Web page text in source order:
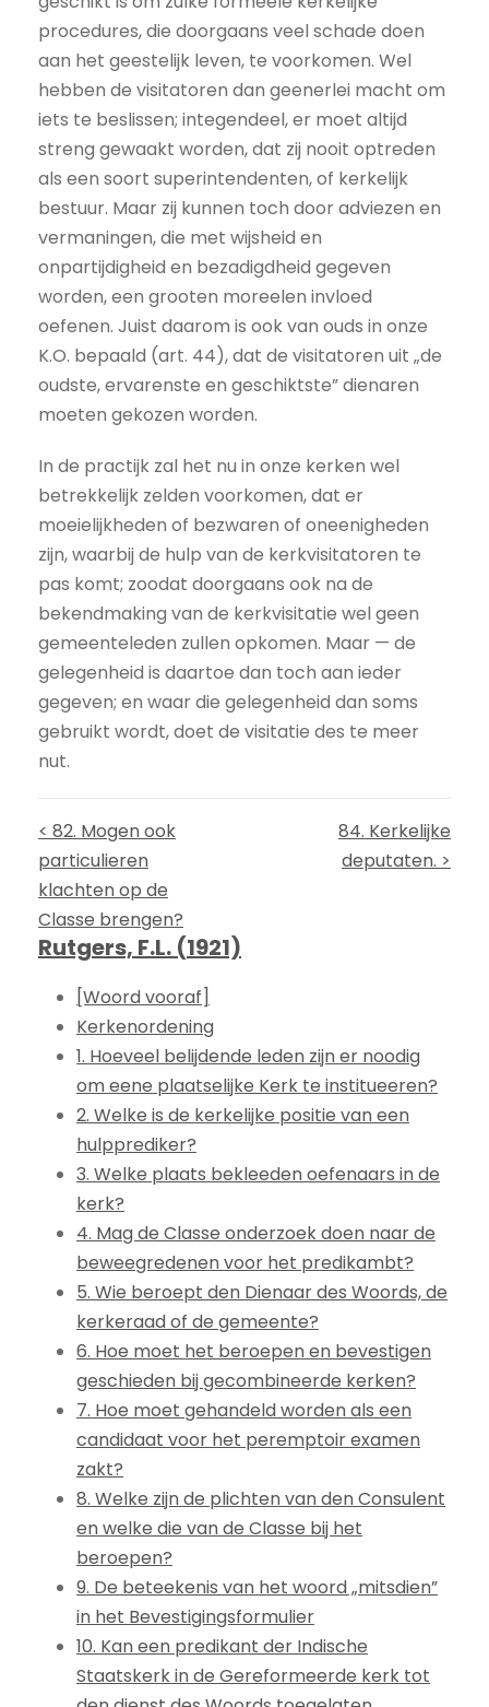
procedures, die doorgaans veel schade doen
aan het geestelijk leven, te voorkomen. Wel
hebben de visitatoren dan geenerlei macht om
iets te beslissen; integendeel, er moet altijd
streng gewaakt worden, dat zij nooit optreden
als een soort superintendenten, of kerkelijk
bestuur. Maar zij kunnen toch door adviezen en
vermaningen, die met wijsheid en
onpartijdigheid en bezadigdheid gegeven
worden, een grooten moreelen invloed
oefenen. Juist daarom is ook van ouds in onze
K.O. bepaald (art. 44), dat de visitatoren uit „de
oudste, ervarenste en geschiktste” dienaren
moeten gekozen worden.
In de practijk zal het nu in onze kerken wel
betrekkelijk zelden voorkomen, dat er
moeielijkheden of bezwaren of oneenigheden
zijn, waarbij de hulp van de kerkvisitatoren te
pas komt; zoodat doorgaans ook na de
bekendmaking van de kerkvisitatie wel geen
gemeenteleden zullen opkomen. Maar — de
gelegenheid is daartoe dan toch aan ieder
gegeven; en waar die gelegenheid dan soms
gebruikt wordt, doet de visitatie des te meer
nut.
< 82. Mogen ook
particulieren
klachten op de
Classe brengen?
84. Kerkelijke
deputaten. >
Rutgers, F.L. (1921)
[Woord vooraf]
Kerkenordening
1. Hoeveel belijdende leden zijn er noodig
om eene plaatselijke Kerk te institueeren?
2. Welke is de kerkelijke positie van een
hulpprediker?
3. Welke plaats bekleeden oefenaars in de
kerk?
4. Mag de Classe onderzoek doen naar de
beweegredenen voor het predikambt?
5. Wie beroept den Dienaar des Woords, de
kerkeraad of de gemeente?
6. Hoe moet het beroepen en bevestigen
geschieden bij gecombineerde kerken?
7. Hoe moet gehandeld worden als een
candidaat voor het peremptoir examen
zakt?
8. Welke zijn de plichten van den Consulent
en welke die van de Classe bij het
beroepen?
9. De beteekenis van het woord „mitsdien”
in het Bevestigingsformulier
10. Kan een predikant der Indische
Staatskerk in de Gereformeerde kerk tot